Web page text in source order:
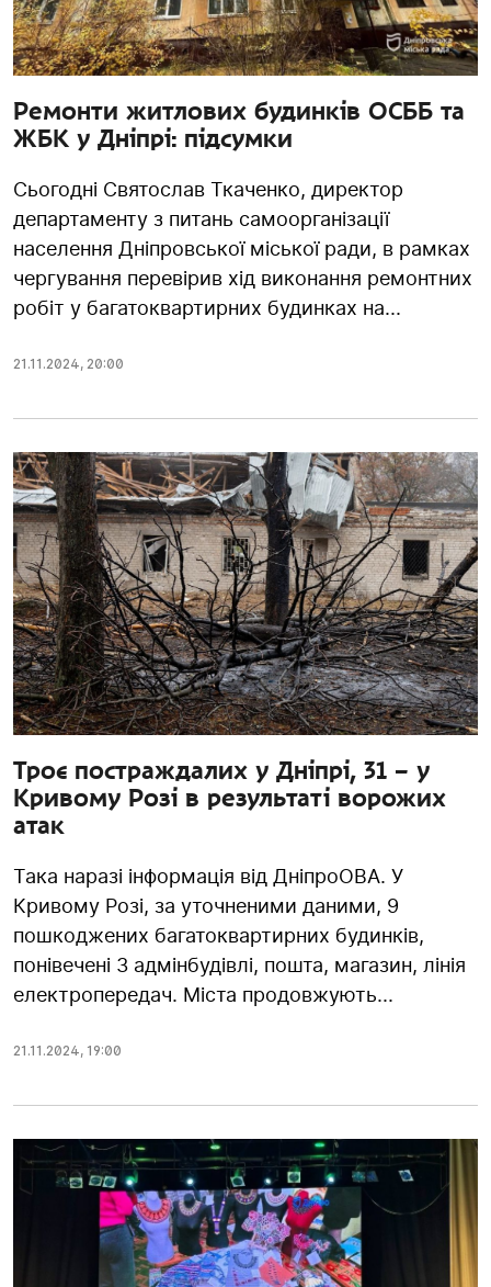
Ремонти житлових будинків ОСББ та
ЖБК у Дніпрі: підсумки
Сьогодні Святослав Ткаченко, директор
департаменту з питань самоорганізації
населення Дніпровської міської ради, в рамках
чергування перевірив хід виконання ремонтних
робіт у багатоквартирних будинках на...
21.11.2024, 20:00
Троє постраждалих у Дніпрі, 31 – у
Кривому Розі в результаті ворожих
атак
Така наразі інформація від ДніпроОВА. У
Кривому Розі, за уточненими даними, 9
пошкоджених багатоквартирних будинків,
понівечені 3 адмінбудівлі, пошта, магазин, лінія
електропередач. Міста продовжують...
21.11.2024, 19:00